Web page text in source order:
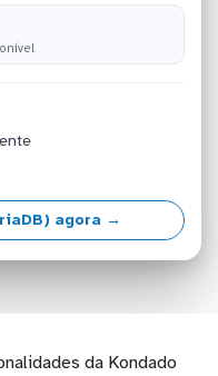
agora →
da Kondado